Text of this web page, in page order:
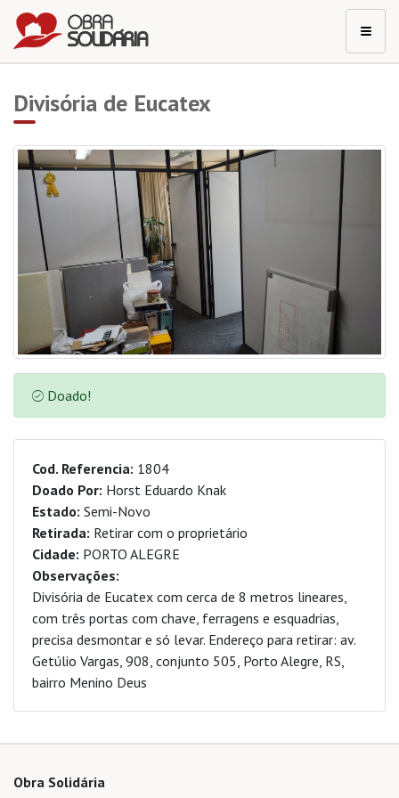
Divisória de Eucatex
Doado!
Cod. Referencia: 1804
Doado Por: Horst Eduardo Knak
Estado: Semi-Novo
Retirada: Retirar com o proprietário
Cidade: PORTO ALEGRE
Observações:
Divisória de Eucatex com cerca de 8 metros lineares,
com três portas com chave, ferragens e esquadrias,
precisa desmontar e só levar. Endereço para retirar: av.
Getúlio Vargas, 908, conjunto 505, Porto Alegre, RS,
bairro Menino Deus
Obra Solidária